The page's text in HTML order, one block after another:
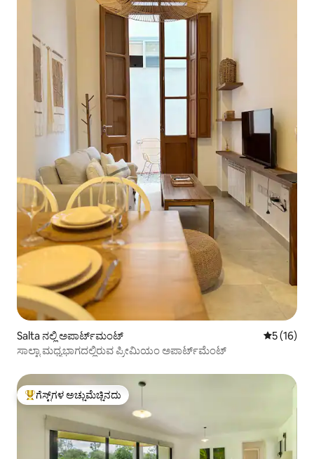
Salta ನಲ್ಲಿ ಅಪಾರ್ಟ್‌ಮಂಟ್ 5 ರಲ್ಲಿ 5
5 (16)
ಸಾಲ್ಟಾ ಮಧ್ಯಭಾಗದಲ್ಲಿರುವ ಪ್ರೀಮಿಯಂ ಅಪಾರ್ಟ್‌ಮೆಂಟ್
ಗೆಸ್ಟ್‌ಗಳಿಗೆ ಅತಿ ಹೆಚ್ಚು ಅಚ್ಚುಮೆಚ್ಚಿನದು
ಗೆಸ್ಟ್‌ಗಳ ಅಚ್ಚುಮೆಚ್ಚಿನದು